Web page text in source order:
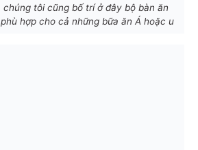
chúng tôi cũng bố trí ở đây bộ bàn ăn
hợp cho cả những bữa ăn Á hoặc u